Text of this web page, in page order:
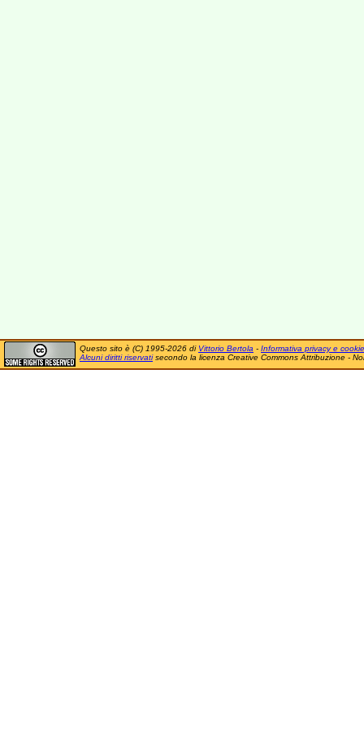
Questo sito è (C) 1995-2026 di Vittorio Bertola - Informativa privacy e cookie
Alcuni diritti riservatisecondo la licenza Creative Commons Attribuzione -